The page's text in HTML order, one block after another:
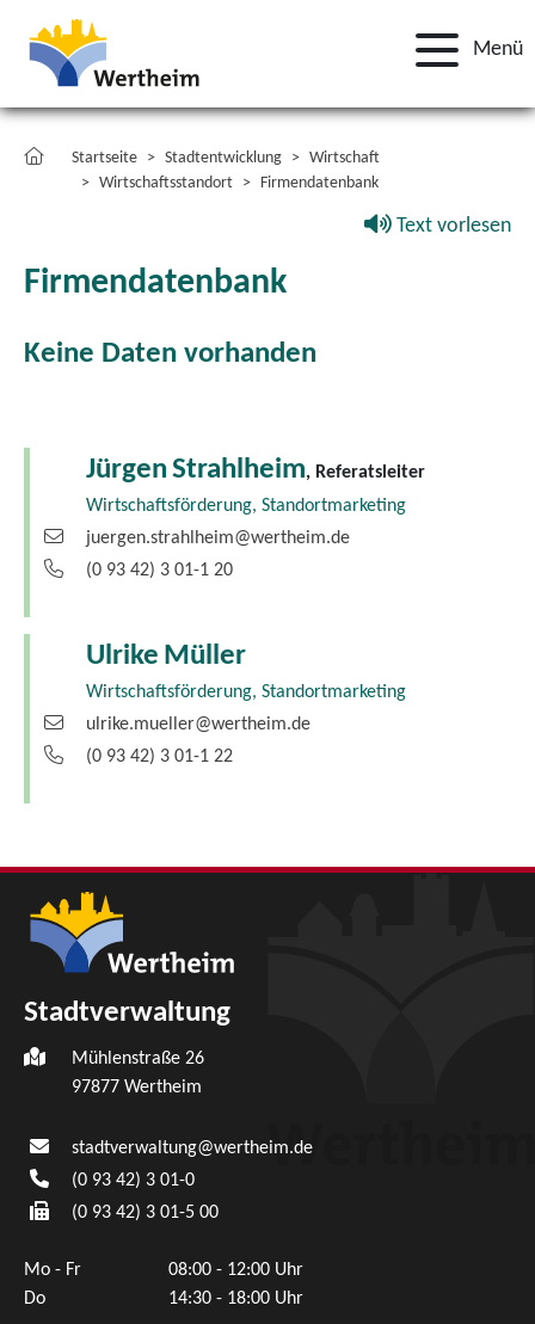
Menü
Startseite Stadtentwicklung
Wirtschaft
Wirtschaftsstandort
Firmendatenbank
Text vorlesen
Firmendatenbank
Keine Daten vorhanden
JürgenStrahlheim, Referatsleiter
Wirtschaftsförderung, Standortmarketing
juergen.strahlheim@wertheim.de
(0 93 42) 3 01-1 20
Ulrike Müller
Wirtschaftsförderung, Standortmarketing
ulrike.mueller@wertheim.de
(0 93 42) 3 01-1 22
Stadtverwaltung
Mühlenstraße 26
97877 Wertheim
stadtverwaltung@wertheim.de
(0 93 42) 3 01-0
(0 93 42) 3 01-5 00
Mo - Fr
08:00 - 12:00 Uhr
Do
14:30 - 18:00 Uhr